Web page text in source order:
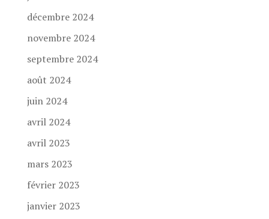
décembre 2024
novembre 2024
septembre 2024
août 2024
juin 2024
avril 2024
avril 2023
mars 2023
février 2023
janvier 2023